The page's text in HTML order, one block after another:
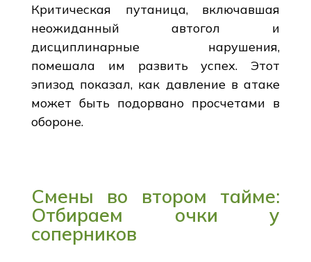
Критическая путаница, включавшая
неожиданный автогол и
дисциплинарные нарушения,
помешала им развить успех. Этот
эпизод показал, как давление в атаке
может быть подорвано просчетами в
обороне.
Смены во втором тайме:
Отбираем очки у
соперников